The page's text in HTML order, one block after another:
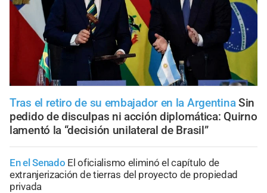
Tras el retiro de su embajador en la Argentina Sin
pedido de disculpas ni acción diplomática: Quirno
lamentó la “decisión unilateral de Brasil”
En el Senado El oficialismo eliminó el capítulo de
extranjerización de tierras del proyecto de propiedad
privada